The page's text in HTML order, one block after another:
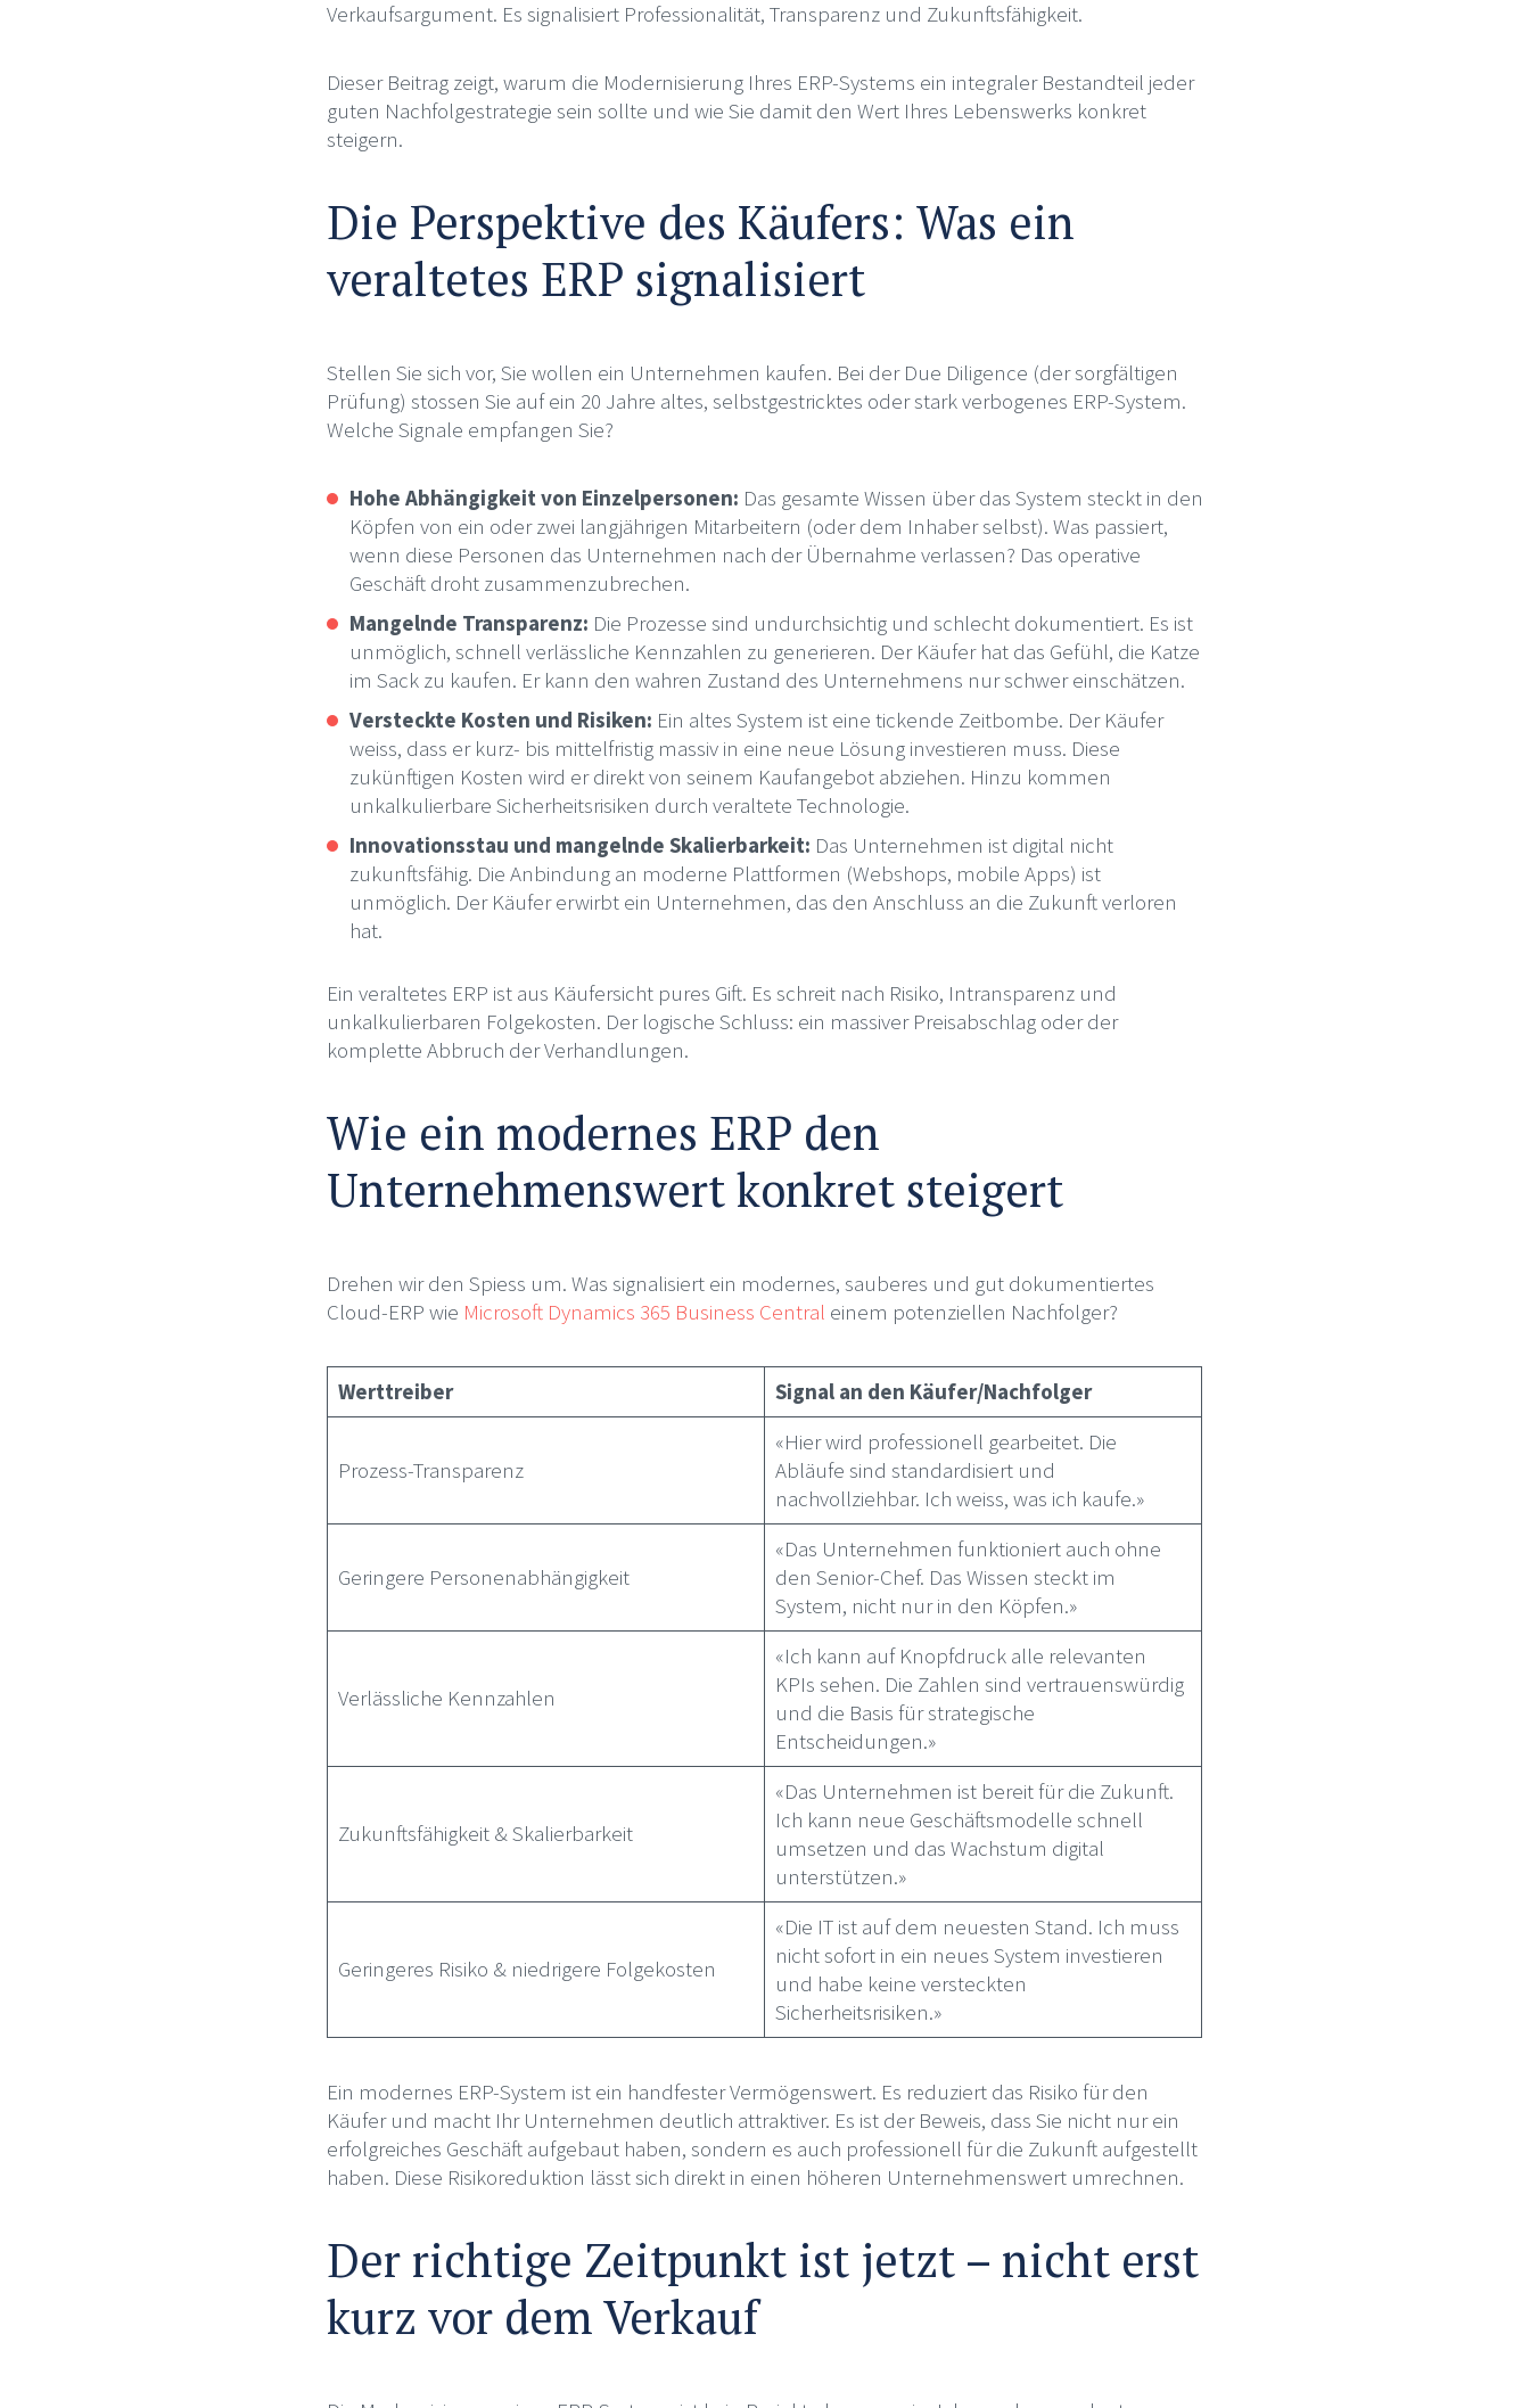
Verkaufsargument. Es signalisiert Professionalität, Transparenz und Zukunftsfähigkeit.
Dieser Beitrag zeigt, warum die Modernisierung Ihres ERP-Systems ein integraler Bestandteil jeder
guten Nachfolgestrategie sein sollte und wie Sie damit den Wert Ihres Lebenswerks konkret
steigern.
Die Perspektive des Käufers: Was ein
veraltetes ERP signalisiert
Stellen Sie sich vor, Sie wollen ein Unternehmen kaufen. Bei der Due Diligence (der sorgfältigen
Prüfung) stossen Sie auf ein 20 Jahre altes, selbstgestricktes oder stark verbogenes ERP-System.
Welche Signale empfangen Sie?
Hohe Abhängigkeit von Einzelpersonen: Das gesamte Wissen über das System steckt in den
Köpfen von ein oder zwei langjährigen Mitarbeitern (oder dem Inhaber selbst). Was passiert,
wenn diese Personen das Unternehmen nach der Übernahme verlassen? Das operative
Geschäft droht zusammenzubrechen.
Mangelnde Transparenz: Die Prozesse sind undurchsichtig und schlecht dokumentiert. Es ist
unmöglich, schnell verlässliche Kennzahlen zu generieren. Der Käufer hat das Gefühl, die Katze
im Sack zu kaufen. Er kann den wahren Zustand des Unternehmens nur schwer einschätzen.
Versteckte Kosten und Risiken: Ein altes System ist eine tickende Zeitbombe. Der Käufer
weiss, dass er kurz- bis mittelfristig massiv in eine neue Lösung investieren muss. Diese
zukünftigen Kosten wird er direkt von seinem Kaufangebot abziehen. Hinzu kommen
unkalkulierbare Sicherheitsrisiken durch veraltete Technologie.
Innovationsstau und mangelnde Skalierbarkeit: Das Unternehmen ist digital nicht
zukunftsfähig. Die Anbindung an moderne Plattformen (Webshops, mobile Apps) ist
unmöglich. Der Käufer erwirbt ein Unternehmen, das den Anschluss an die Zukunft verloren
hat.
Ein veraltetes ERP ist aus Käufersicht pures Gift. Es schreit nach Risiko, Intransparenz und
unkalkulierbaren Folgekosten. Der logische Schluss: ein massiver Preisabschlag oder der
komplette Abbruch der Verhandlungen.
Wie ein modernes ERP den
Unternehmenswert konkret steigert
Drehen wir den Spiess um. Was signalisiert ein modernes, sauberes und gut dokumentiertes
Cloud-ERP wie Microsoft Dynamics 365 Business Central einem potenziellen Nachfolger?
Werttreiber Signal an den Käufer/Nachfolger
Prozess-Transparenz
«Hier wird professionell gearbeitet. Die
Abläufe sind standardisiert und
nachvollziehbar. Ich weiss, was ich kaufe.»
Geringere Personenabhängigkeit
«Das Unternehmen funktioniert auch ohne
den Senior-Chef. Das Wissen steckt im
System, nicht nur in den Köpfen.»
Verlässliche Kennzahlen
«Ich kann auf Knopfdruck alle relevanten
KPIs sehen. Die Zahlen sind vertrauenswürdig
und die Basis für strategische
Entscheidungen.»
Zukunftsfähigkeit & Skalierbarkeit
«Das Unternehmen ist bereit für die Zukunft.
Ich kann neue Geschäftsmodelle schnell
umsetzen und das Wachstum digital
unterstützen.»
Geringeres Risiko & niedrigere Folgekosten
«Die IT ist auf dem neuesten Stand. Ich muss
nicht sofort in ein neues System investieren
und habe keine versteckten
Sicherheitsrisiken.»
Ein modernes ERP-System ist ein handfester Vermögenswert. Es reduziert das Risiko für den
Käufer und macht Ihr Unternehmen deutlich attraktiver. Es ist der Beweis, dass Sie nicht nur ein
erfolgreiches Geschäft aufgebaut haben, sondern es auch professionell für die Zukunft aufgestellt
haben. Diese Risikoreduktion lässt sich direkt in einen höheren Unternehmenswert umrechnen.
Der richtige Zeitpunkt ist jetzt – nicht erst
kurz vor dem Verkauf